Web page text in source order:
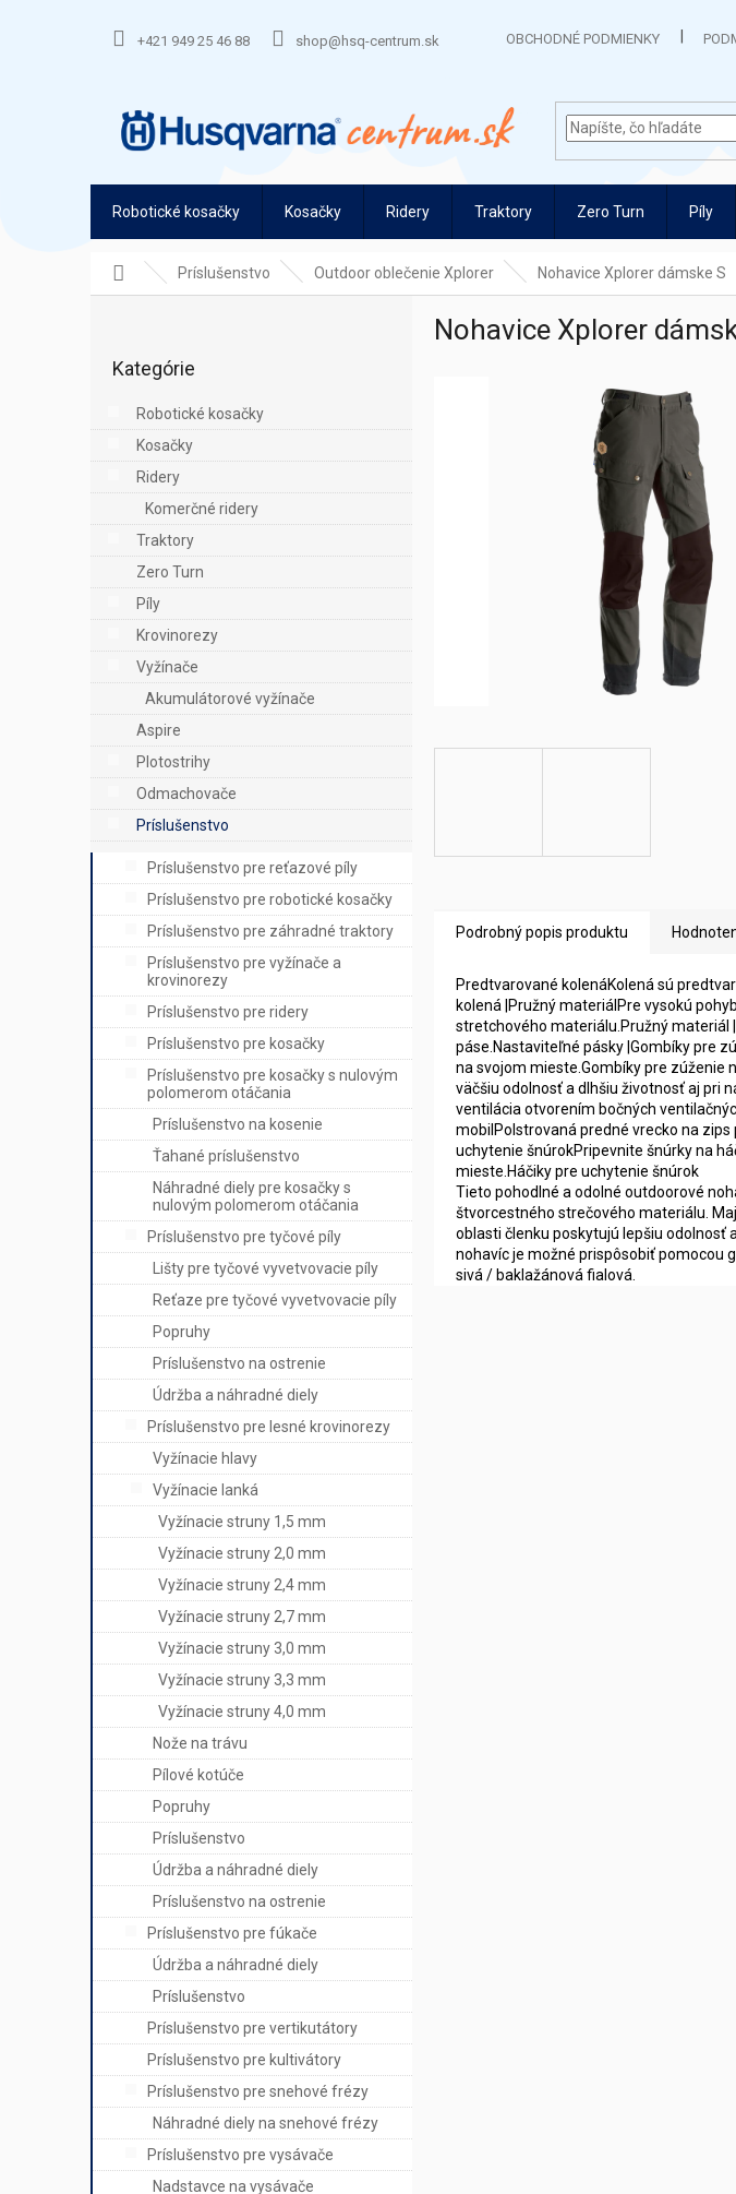
+421 949 25 46 88 shop@hsq-centrum.sk OBCHODNÉ PODMIENKY
Robotické kosačky Kosačky Ridery Traktory Zero Turn Píly
DomovPríslušenstvo Outdoor oblečenie Xplorer Nohavice Xplorer dámske S
p
e
l
kategórie
Kategórie
Robotické kosačky
Kosačky
Ridery
Komerčné ridery
Traktory
Zero Turn
Píly
Krovinorezy
Vyžínače
Akumulátorové vyžínače
Aspire
Plotostrihy
Odmachovače
Príslušenstvo
Príslušenstvo pre reťazové píly
Príslušenstvo pre robotické kosačky
Príslušenstvo pre záhradné traktory
Príslušenstvo pre vyžínače a
krovinorezy
Príslušenstvo pre ridery
Príslušenstvo pre kosačky
Príslušenstvo pre kosačky s nulovým
polomerom otáčania
Príslušenstvo na kosenie
Ťahané príslušenstvo
Náhradné diely pre kosačky s
nulovým polomerom otáčania
Príslušenstvo pre tyčové píly
Lišty pre tyčové vyvetvovacie píly
Reťaze pre tyčové vyvetvovacie píly
Popruhy
Príslušenstvo na ostrenie
Údržba a náhradné diely
Príslušenstvo pre lesné krovinorezy
Vyžínacie hlavy
Vyžínacie lanká
Vyžínacie struny 1,5 mm
Vyžínacie struny 2,0 mm
Vyžínacie struny 2,4 mm
Vyžínacie struny 2,7 mm
Vyžínacie struny 3,0 mm
Vyžínacie struny 3,3 mm
Vyžínacie struny 4,0 mm
Nože na trávu
Pílové kotúče
Popruhy
Príslušenstvo
Údržba a náhradné diely
Príslušenstvo na ostrenie
Príslušenstvo pre fúkače
Údržba a náhradné diely
Príslušenstvo
Príslušenstvo pre vertikutátory
Príslušenstvo pre kultivátory
Príslušenstvo pre snehové frézy
Náhradné diely na snehové frézy
Príslušenstvo pre vysávače
Nadstavce na vysávače
Nohavice Xplorer
Podrobný popis produktu
Predtvarované kolenáKolená sú
kolená |Pružný materiálPre vysokú
stretchového materiálu.Pružný materiál
páse.Nastaviteľné pásky |Gombíky pre
na svojom mieste.Gombíky pre zúženie
väčšiu odolnosť a dlhšiu životnosť aj pri
ventilácia otvorením bočných
mobilPolstrovaná predné vrecko na
uchytenie šnúrokPripevnite šnúrky na
mieste.Háčiky pre uchytenie šnúrok
Tieto pohodlné a odolné outdoorové
štvorcestného strečového materiálu.
oblasti členku poskytujú lepšiu odolnosť
nohavíc je možné prispôsobiť pomocou
sivá / baklažánová fialová.